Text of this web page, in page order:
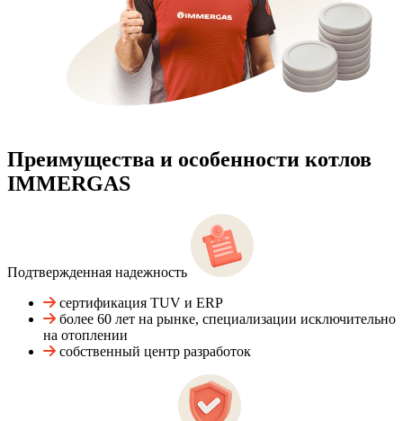
Преимущества и особенности котлов
IMMERGAS
Подтвержденная надежность
сертификация TUV и ERP
более 60 лет на рынке, специализации исключительно
на отоплении
собственный центр разработок